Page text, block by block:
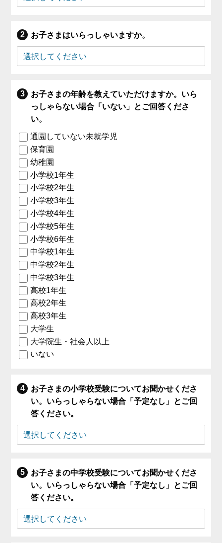
お子さまはいらっしゃいますか。
お子さまの年齢を教えていただけますか。いら
っしゃらない場合「いない」とご回答くださ
い。
通園していない未就学児
保育園
幼稚園
小学校1年生
小学校2年生
小学校3年生
小学校4年生
小学校5年生
小学校6年生
中学校1年生
中学校2年生
中学校3年生
高校1年生
高校2年生
高校3年生
大学生
大学院生・社会人以上
いない
お子さまの小学校受験についてお聞かせくださ
い。いらっしゃらない場合「予定なし」とご回
答ください。
お子さまの中学校受験についてお聞かせくださ
い。いらっしゃらない場合「予定なし」とご回
答ください。